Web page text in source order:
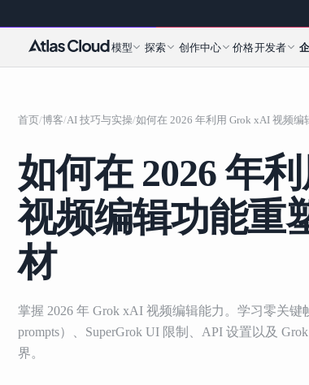
模型 探索 创作中心 价格开发者
首页/博客/AI 技巧与实操/
如何在 2026 年
视频编辑功能重
材
掌握 2026 年 Grok xAI 视频编辑能力。学习零关键
prompts）、SuperGrok UI 限制、API 设置以及
界。